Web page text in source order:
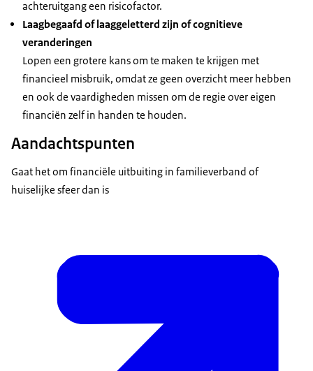
achteruitgang een risicofactor.
Laagbegaafd of laaggeletterd zijn of cognitieve
veranderingen
Lopen een grotere kans om te maken te krijgen met
financieel misbruik, omdat ze geen overzicht meer hebben
en ook de vaardigheden missen om de regie over eigen
financiën zelf in handen te houden.
Aandachtspunten
Gaat het om financiële uitbuiting in familieverband of
huiselijke sfeer dan is